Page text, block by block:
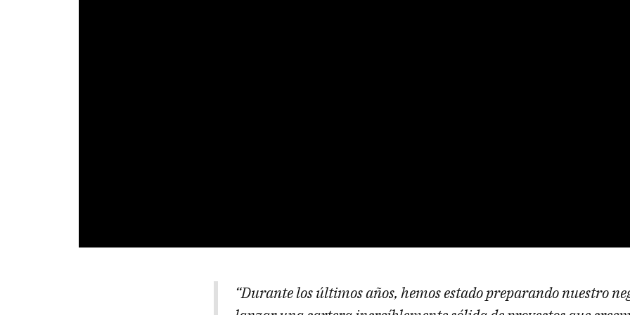
“Durante los últimos años, hemos estado preparando nuestro